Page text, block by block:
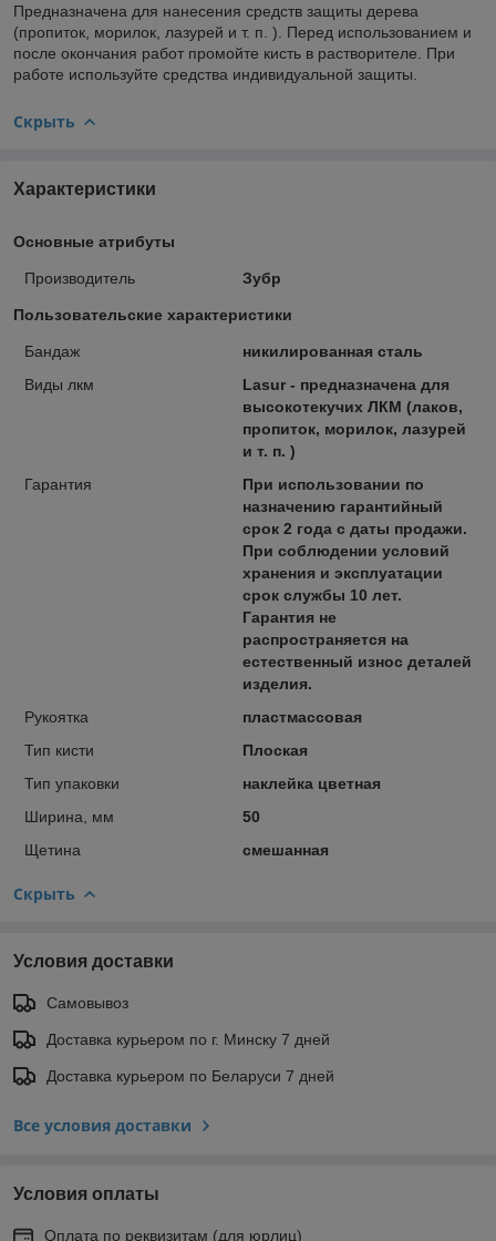
Предназначена для нанесения средств защиты дерева
(пропиток, морилок, лазурей и т. п. ). Перед использованием и
после окончания работ промойте кисть в растворителе. При
работе используйте средства индивидуальной защиты.
Скрыть
Характеристики
Основные атрибуты
Производитель Зубр
Пользовательские характеристики
Бандаж
никилированная сталь
Виды лкм
Lasur - предназначена для
высокотекучих ЛКМ (лаков,
пропиток, морилок, лазурей
и т. п. )
Гарантия
При использовании по
назначению гарантийный
срок 2 года с даты продажи.
При соблюдении условий
хранения и эксплуатации
срок службы 10 лет.
Гарантия не
распространяется на
естественный износ деталей
изделия.
Рукоятка
пластмассовая
Тип кисти
Плоская
Тип упаковки
наклейка цветная
Ширина, мм
50
Щетина
смешанная
Скрыть
Условия доставки
Самовывоз
Доставка курьером по г. Минску 7 дней
Доставка курьером по Беларуси 7 дней
Все условия доставки
Условия оплаты
Оплата по реквизитам (для юрлиц)